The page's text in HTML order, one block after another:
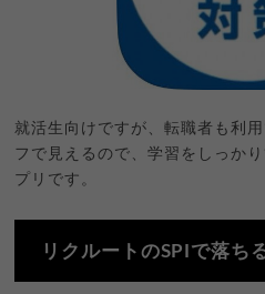
就活生向けですが、転職者も利
フで見えるので、学習をしっか
プリです。
リクルートのSPIで落ち